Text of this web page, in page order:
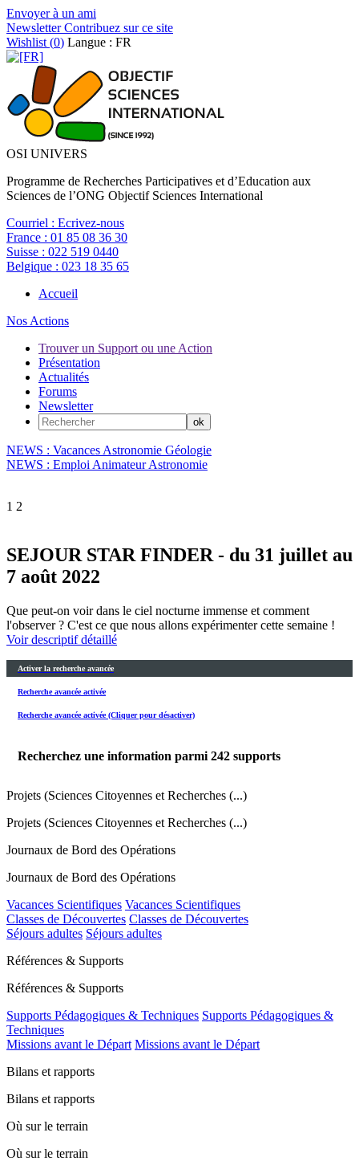
Envoyer à un ami
NewsletterContribuez sur ce site
Wishlist (0) Langue : FR
OSI UNIVERS
Programme de Recherches Participatives et d’Education aux
Sciences de l’ONG Objectif Sciences International
Courriel : Ecrivez-nous
France : 01 85 08 36 30
Suisse : 022 519 0440
Belgique : 023 18 35 65
Accueil
Nos Actions
Trouver un Support ou une Action
Présentation
Actualités
Forums
Newsletter
NEWS : Vacances Astronomie Géologie
NEWS : Emploi Animateur Astronomie
1 2
SEJOUR STAR FINDER - du 31 juillet au
7 août 2022
Que peut-on voir dans le ciel nocturne immense et comment
l'observer ? C'est ce que nous allons expérimenter cette semaine !
Voir descriptif détaillé
Activer la recherche avancée
Recherche avancée activée
Recherche avancée activée (Cliquer pour désactiver)
Recherchez une information parmi 242 supports
Projets (Sciences Citoyennes et Recherches (...)
Projets (Sciences Citoyennes et Recherches (...)
Journaux de Bord des Opérations
Journaux de Bord des Opérations
Vacances Scientifiques Vacances Scientifiques
Classes de Découvertes Classes de Découvertes
Séjours adultes Séjours adultes
Références & Supports
Références & Supports
Supports Pédagogiques & Techniques Supports Pédagogiques &
Techniques
Missions avant le Départ Missions avant le Départ
Bilans et rapports
Bilans et rapports
Où sur le terrain
Où sur le terrain